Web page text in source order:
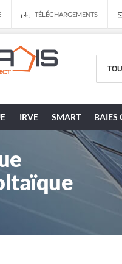
TÉLÉCHARGEMENTS
IRVE SMART BAIES